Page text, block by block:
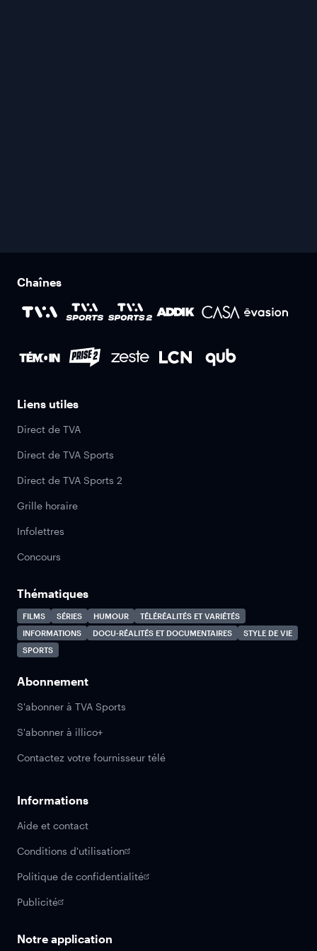
Chaînes
Liens utiles
Direct de TVA
Direct de TVA Sports
Direct de TVA Sports 2
Grille horaire
Infolettres
Concours
Thématiques
FILMS SÉRIES HUMOUR
TÉLÉRÉALITÉS ET VARIÉTÉS
INFORMATIONS
DOCU-RÉALITÉS ET DOCUMENTAIRES
STYLE DE VIE
SPORTS
Abonnement
S'abonner à TVA Sports
S'abonner à illico+
Contactez votre fournisseur télé
Informations
Aide et contact
Conditions d'utilisation
Politique de confidentialité
Publicité
Notre application